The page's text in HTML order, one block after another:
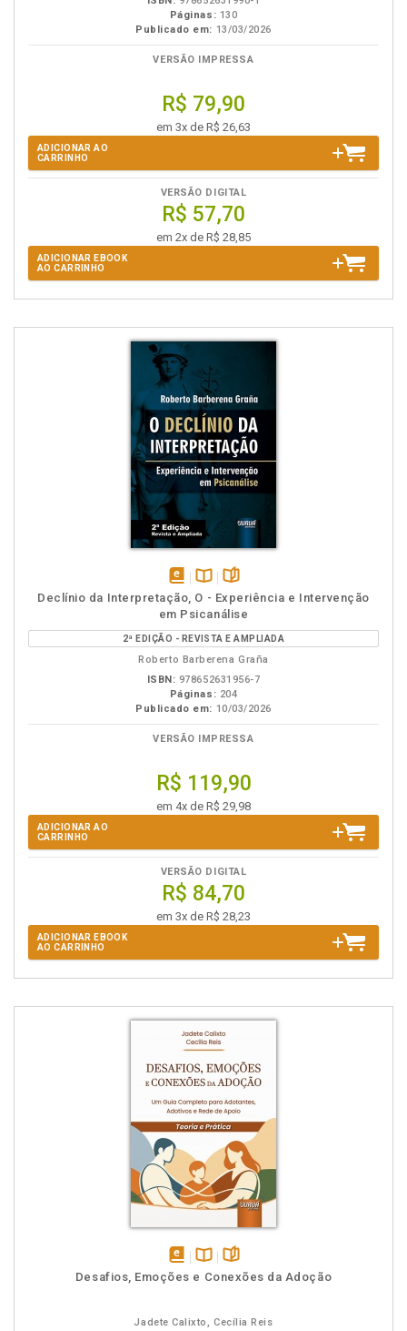
Páginas: 130
Publicado em: 13/03/2026
VERSÃO IMPRESSA
R$ 79,90
em 3x de R$ 26,63
ADICIONAR AO
CARRINHO
VERSÃO DIGITAL
R$ 57,70
em 2x de R$ 28,85
ADICIONAR EBOOK
AO CARRINHO
disponível
em
eBook
Disponível
na
B.V.
páginas
Declínio da Interpretação, O - Experiência e Intervenção
em Psicanálise
2ª EDIÇÃO - REVISTA E AMPLIADA
Roberto Barberena Graña
ISBN: 978652631956-7
Páginas: 204
Publicado em: 10/03/2026
VERSÃO IMPRESSA
R$ 119,90
em 4x de R$ 29,98
ADICIONAR AO
CARRINHO
VERSÃO DIGITAL
R$ 84,70
em 3x de R$ 28,23
ADICIONAR EBOOK
AO CARRINHO
disponível
Disponível
páginas
Desafios, Emoções e Conexões da Adoção
Jadete Calixto, Cecília Reis